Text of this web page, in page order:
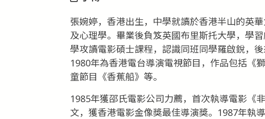
張婉婷，香港出生，中學就讀於香港半山的英
及心理學。畢業後負笈英國布里斯托大學，學
學攻讀電影碩士課程，認識同班同學羅啟銳，
1980年為香港電台導演電視節目，作品包括《
童節目《香蕉船》等。
1985年獲邵氏電影公司力薦，首次執導電影《
文，獲香港電影金像獎最佳導演獎。1987年執